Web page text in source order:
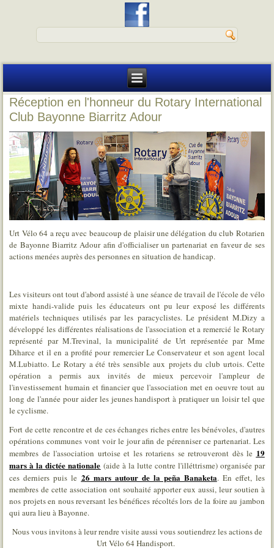
Réception en l'honneur du Rotary International
Club Bayonne Biarritz Adour
Urt Vélo 64 a reçu avec beaucoup de plaisir une délégation du club Rotarien
de Bayonne Biarritz Adour afin d'officialiser un partenariat en faveur de ses
actions menées auprès des personnes en situation de handicap.
Les visiteurs ont tout d'abord assisté à une séance de travail de l'école de vélo
mixte handi-valide puis les éducateurs ont pu leur exposé les différents
matériels techniques utilisés par les paracyclistes. Le président M.Dizy a
développé les différentes réalisations de l'association et a remercié le Rotary
représenté par M.Trevinal, la municipalité de Urt représentée par Mme
Diharce et il en a profité pour remercier Le Conservateur et son agent local
M.Lubiatto. Le Rotary a été très sensible aux projets du club urtois. Cette
opération a permis aux invités de mieux percevoir l'ampleur de
l'investissement humain et financier que l'association met en oeuvre tout au
long de l'année pour aider les jeunes handisport à pratiquer un loisir tel que
le cyclisme.
Fort de cette rencontre et de ces échanges riches entre les bénévoles, d'autres
opérations communes vont voir le jour afin de pérenniser ce partenariat. Les
membres de l'association urtoise et les rotariens se retrouveront dès le 19
mars à la dictée nationale (aide à la lutte contre l'illéttrisme) organisée par
ces derniers puis le 26 mars autour de la peña Banaketa. En effet, les
membres de cette association ont souhaité apporter eux aussi, leur soutien à
nos projets en nous reversant les bénéfices récoltés lors de la foire au jambon
qui aura lieu à Bayonne.
Nous vous invitons à leur rendre visite aussi vous soutiendrez les actions de
Urt Vélo 64 Handisport.